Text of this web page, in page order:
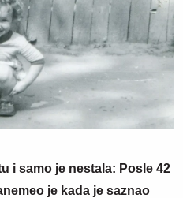
i samo je nestala: Posle 42
je kada je saznao